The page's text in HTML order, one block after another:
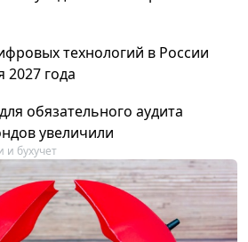
технологий в России
2027 года
обязательного аудита
увеличили
и бухучет